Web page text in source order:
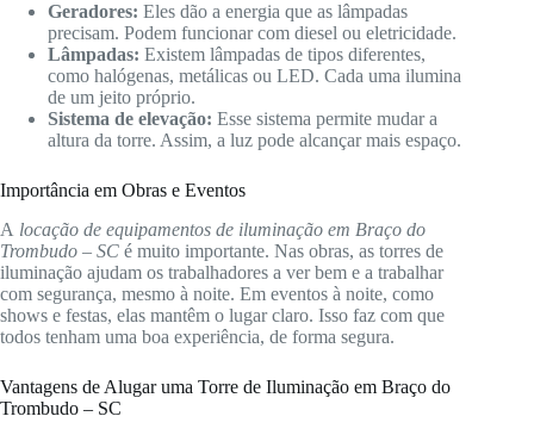
Geradores: Eles dão a energia que as lâmpadas
precisam. Podem funcionar com diesel ou eletricidade.
Lâmpadas: Existem lâmpadas de tipos diferentes,
como halógenas, metálicas ou LED. Cada uma ilumina
de um jeito próprio.
Sistema de elevação: Esse sistema permite mudar a
altura da torre. Assim, a luz pode alcançar mais espaço.
Importância em Obras e Eventos
A locação de equipamentos de iluminação em Braço do
Trombudo – SC é muito importante. Nas obras, as torres de
iluminação ajudam os trabalhadores a ver bem e a trabalhar
com segurança, mesmo à noite. Em eventos à noite, como
shows e festas, elas mantêm o lugar claro. Isso faz com que
todos tenham uma boa experiência, de forma segura.
Vantagens de Alugar uma Torre de Iluminação em Braço do
Trombudo – SC